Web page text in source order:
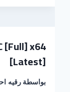
[Full] x64
[Latest]
بواسطة رقيه